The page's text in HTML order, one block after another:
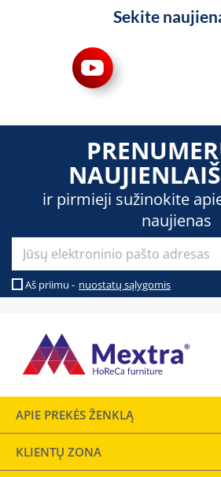
Sekite
ir pirmieji sužinokite
naujienas
Aš priimu - nuostatų sąlygomis
APIE PREKĖS ŽENKLĄ
KLIENTŲ ZONA